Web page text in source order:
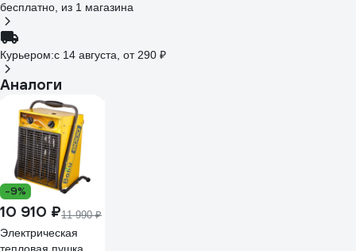
бесплатно , из 1 магазина
Курьером:c 14 августа, от 290 ₽
Аналоги
-9%
10 910 ₽11 990 ₽
Электрическая